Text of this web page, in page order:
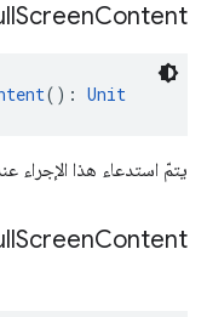
ScreenContent
(): Unit
يتمّ استدعاء هذا الإجراء
ScreenContent